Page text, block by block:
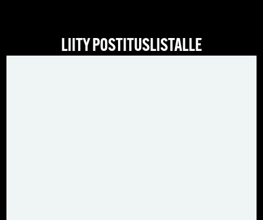
LIITY POSTITUSLISTALLE